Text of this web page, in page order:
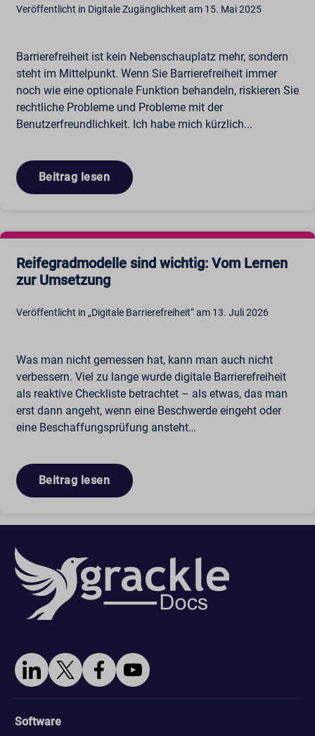
Veröffentlicht in Digitale Zugänglichkeit am 15. Mai 2025
Barrierefreiheit ist kein Nebenschauplatz mehr, sondern
steht im Mittelpunkt. Wenn Sie Barrierefreiheit immer
noch wie eine optionale Funktion behandeln, riskieren Sie
rechtliche Probleme und Probleme mit der
Benutzerfreundlichkeit. Ich habe mich kürzlich...
Beitrag lesen
Reifegradmodelle sind wichtig: Vom Lernen
zur Umsetzung
Veröffentlicht in „Digitale Barrierefreiheit“ am 13. Juli 2026
Was man nicht gemessen hat, kann man auch nicht
verbessern. Viel zu lange wurde digitale Barrierefreiheit
als reaktive Checkliste betrachtet – als etwas, das man
erst dann angeht, wenn eine Beschwerde eingeht oder
eine Beschaffungsprüfung ansteht…
Beitrag lesen
Software